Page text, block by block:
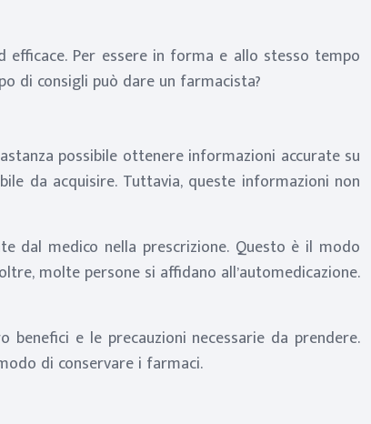
Per essere in forma e allo stesso tempo
di consigli può dare un farmacista?
possibile ottenere informazioni accurate su
da acquisire. Tuttavia, queste informazioni non
dal medico nella prescrizione. Questo è il modo
molte persone si affidano all’automedicazione.
e le precauzioni necessarie da prendere.
di conservare i farmaci.